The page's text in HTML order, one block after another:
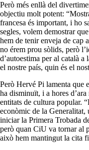
Però més enllà del
objectiu molt potent:
francesa és important, i ho
segles, volem demostrar
hem de tenir enveja de cap
no érem prou sòlids, però
d’autoestima per al català
el nostre país, quin és el
Però Hervé Pi lamenta que
ha disminuït, i a hores
entitats de cultura popular.
econòmic de la Generalitat,
iniciar la Primera Trobada
però quan CiU va tornar al
això hem mantingut la cita